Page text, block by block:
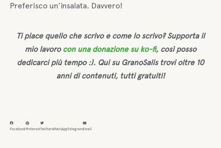
Preferisco un’insalata. Davvero!
Ti piace quello che scrivo e come lo scrivo? Supporta il
mio lavoro con una donazione su ko-fi, così posso
dedicarci più tempo :). Qui su GranoSalis trovi oltre 10
anni di contenuti, tutti gratuiti!
FacebookPinterestTwitterWhatsAppTelegramEmail